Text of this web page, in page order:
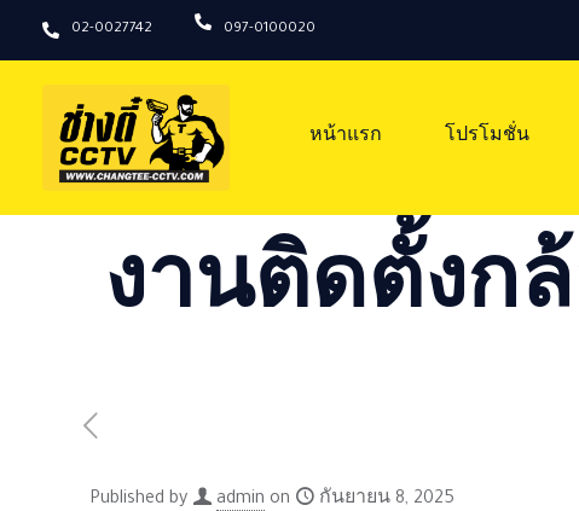
02-0027742 097-0100020
หน้าแรก โปรโมชั่น
งานติดตั้งก
Published by admin on กันยายน 8, 2025